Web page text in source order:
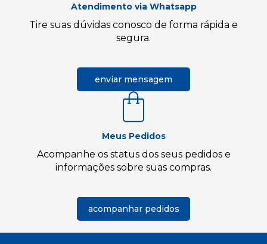
Atendimento via Whatsapp
Tire suas dúvidas conosco de forma rápida e
segura.
enviar mensagem
Meus Pedidos
Acompanhe os status dos seus pedidos e
informações sobre suas compras.
acompanhar pedidos